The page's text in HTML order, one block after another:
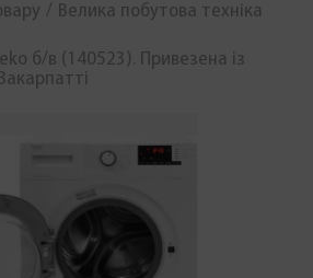
Велика побутова техніка
б/в (140523). Привезена із